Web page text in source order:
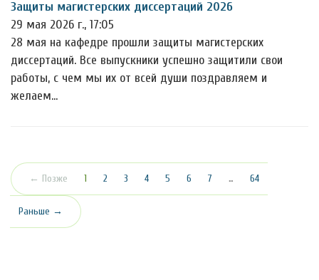
Защиты магистерских диссертаций 2026
29 мая 2026 г., 17:05
28 мая на кафедре прошли защиты магистерских
диссертаций. Все выпускники успешно защитили свои
работы, с чем мы их от всей души поздравляем и
желаем…
← Позже 1 (текущая)
2 3 4 5 6 7 … 64
Раньше →